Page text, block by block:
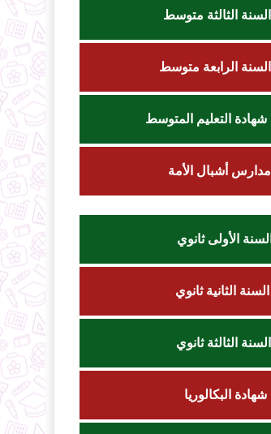
السنة الثالثة متوسط
السنة الرابعة متوسط
شهادة التعليم المتوسط
مدارس أشبال الأمة
السنة الأولى ثانوي
السنة الثانية ثانوي
السنة الثالثة ثانوي
شهادة البكالوريا